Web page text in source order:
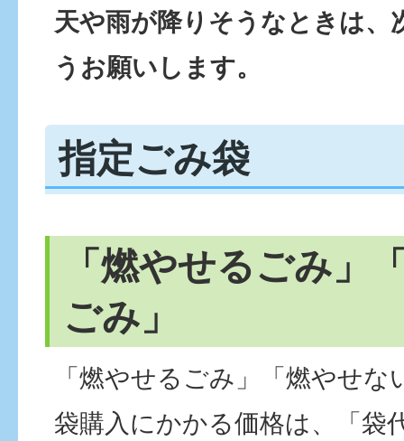
天や雨が降りそうなときは、
うお願いします。
指定ごみ袋
「燃やせるごみ」
ごみ」
「燃やせるごみ」「燃やせ
袋購入にかかる価格は、「袋